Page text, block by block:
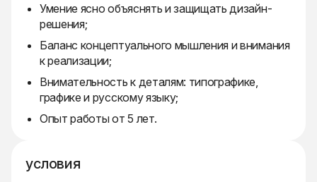
Умение ясно объяснять и защищать дизайн-
решения;
Баланс концептуального мышления и внимания
к реализации;
Внимательность к деталям: типографике,
графике и русскому языку;
Опыт работы от 5 лет.
условия